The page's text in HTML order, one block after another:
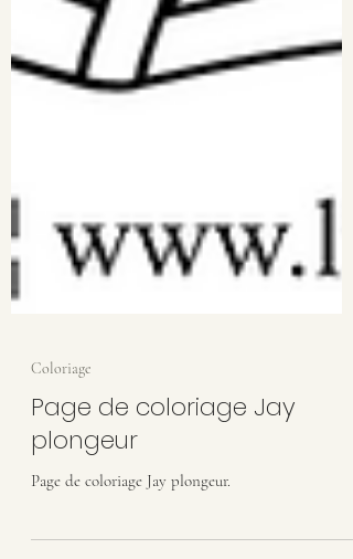
Coloriage
Page de coloriage Jay
plongeur
Page de coloriage Jay plongeur.